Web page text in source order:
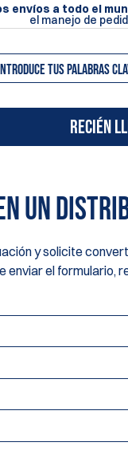
envíos a todo el
el manejo de
RECIÉN
UN
y solicite
enviar el formulario,